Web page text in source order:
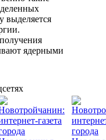
выделяется
ядерными